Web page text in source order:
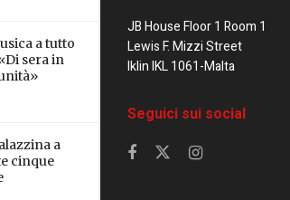
a tutto
sera in
a
cinque
JB House Floor 1 Room 1
Lewis F. Mizzi Street
Iklin IKL 1061-Malta
Seguici sui social